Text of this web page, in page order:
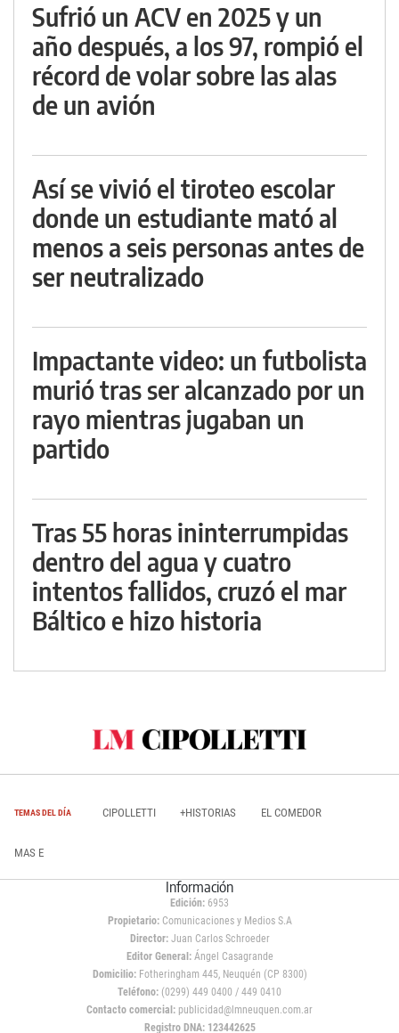
Sufrió un ACV en 2025 y un
año después, a los 97, rompió el
récord de volar sobre las alas
de un avión
Así se vivió el tiroteo escolar
donde un estudiante mató al
menos a seis personas antes de
ser neutralizado
Impactante video: un futbolista
murió tras ser alcanzado por un
rayo mientras jugaban un
partido
Tras 55 horas ininterrumpidas
dentro del agua y cuatro
intentos fallidos, cruzó el mar
Báltico e hizo historia
TEMAS DEL DÍA CIPOLLETTI +HISTORIAS EL COMEDOR
MAS E
Información
Edición: 6953
Propietario:Comunicaciones y Medios S.A
Director: Juan Carlos Schroeder
Editor General:Ángel Casagrande
Domicilio:Fotheringham 445, Neuquén (CP 8300)
Teléfono: (0299) 449 0400 / 449 0410
Contacto comercial: publicidad@lmneuquen.com.ar
Registro DNA: 123442625